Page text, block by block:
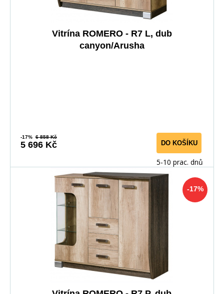
Vitrína ROMERO - R7 L, dub
canyon/Arusha
-17% 6 858 Kč
5 696 Kč DO KOŠÍKU
5-10 prac. dnů
-17%